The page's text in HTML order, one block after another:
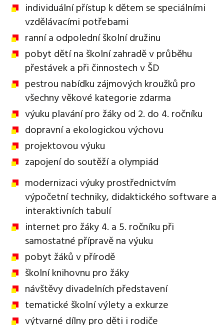
individuální přístup k dětem se speciálními
vzdělávacími potřebami
ranní a odpolední školní družinu
pobyt dětí na školní zahradě v průběhu
přestávek a při činnostech v ŠD
pestrou nabídku zájmových kroužků pro
všechny věkové kategorie zdarma
výuku plavání pro žáky od 2. do 4. ročníku
dopravní a ekologickou výchovu
projektovou výuku
zapojení do soutěží a olympiád
modernizaci výuky prostřednictvím
výpočetní techniky, didaktického software a
interaktivních tabulí
internet pro žáky 4. a 5. ročníku při
samostatné přípravě na výuku
pobyt žáků v přírodě
školní knihovnu pro žáky
návštěvy divadelních představení
tematické školní výlety a exkurze
výtvarné dílny pro děti i rodiče